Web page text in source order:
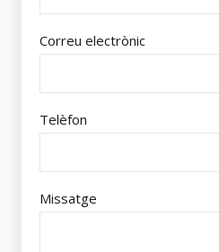
Correu electrònic
Telèfon
Missatge